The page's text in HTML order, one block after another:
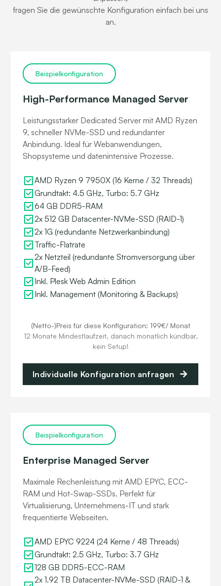
fragen Sie die gewünschte Konfiguration einfach bei uns
an.
Beispielkonfiguration
High-Performance Managed Server
Leistungsstarker Dedicated Server mit AMD Ryzen
9, schneller NVMe-SSD und redundanter
Anbindung. Ideal für Webanwendungen,
Shopsysteme und datenintensive Prozesse.
AMD Ryzen 9 7950X (16 Kerne / 32 Threads)
Grundtakt: 4.5 GHz, Turbo: 5.7 GHz
64 GB DDR5-RAM
2x 512 GB Datacenter-NVMe-SSD (RAID-1)
2x 1G (redundante Netzwerkanbindung)
Traffic-Flatrate
2x Netzteil (redundante Stromversorgung über
A/B-Feed)
Inkl. Plesk Web Admin Edition
Inkl. Management (Monitoring & Backups)
(Netto-)Preis für diese Konfiguration: 199€/ Monat
12 Monate Mindestlaufzeit, danach monatlich kündbar,
kein Setup!
Individuelle Konfiguration anfragen
Beispielkonfiguration
Enterprise Managed Server
Maximale Rechenleistung mit AMD EPYC, ECC-
RAM und Hot-Swap-SSDs. Perfekt für
Virtualisierung, Unternehmens-IT und stark
frequentierte Webseiten.
AMD EPYC 9224 (24 Kerne / 48 Threads)
Grundtakt: 2.5 GHz, Turbo: 3.7 GHz
128 GB DDR5-ECC-RAM
2x 1.92 TB Datacenter-NVMe-SSD (RAID-1 &